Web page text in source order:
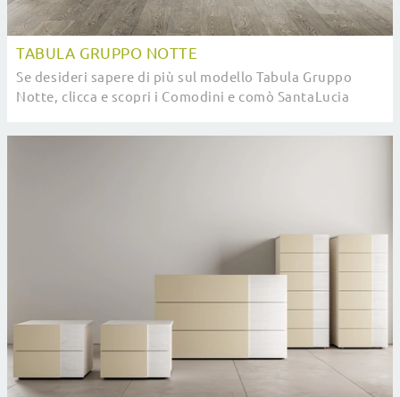
TABULA GRUPPO NOTTE
Se desideri sapere di più sul modello Tabula Gruppo
Notte, clicca e scopri i Comodini e comò SantaLucia